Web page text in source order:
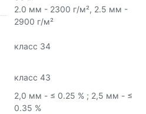
2.0 мм - 2300 г/м², 2.5 мм -
2900 г/м²
класс 34
класс 43
2,0 мм - ≤ 0.25 % ; 2,5 мм - ≤
0.35 %